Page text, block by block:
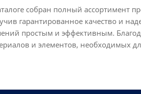
собран полный ассортимент
гарантированное качество и
простым и эффективным.
и элементов, необходимых